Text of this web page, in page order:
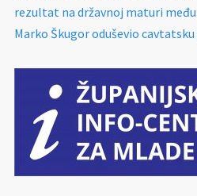
rezultat na državnoj maturi
Marko Škugor oduševio